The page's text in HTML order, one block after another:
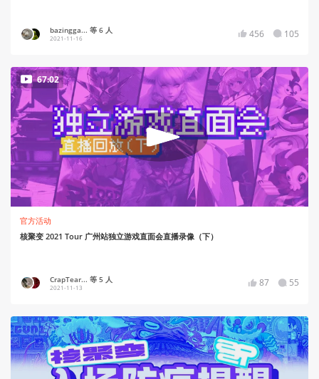
bazingga... 等 6 人
2021-11-16 456 105
67:02
官方活动
核聚变 2021 Tour 广州站独立游戏直面会直播录像（下）
CrapTear... 等 5 人
2021-11-13 87 55